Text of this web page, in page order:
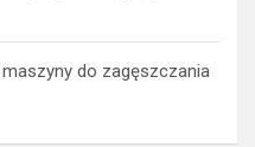
do zagęszczania